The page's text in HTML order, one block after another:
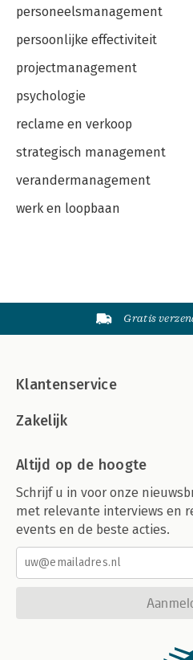
personeelsmanagement
persoonlijke effectiviteit
projectmanagement
psychologie
reclame en verkoop
strategisch management
verandermanagement
werk en loopbaan
Gratis
Klantenservice
Zakelijk
Altijd op de hoogte
Schrijf u in voor onze
met relevante interviews en
events en de beste acties.